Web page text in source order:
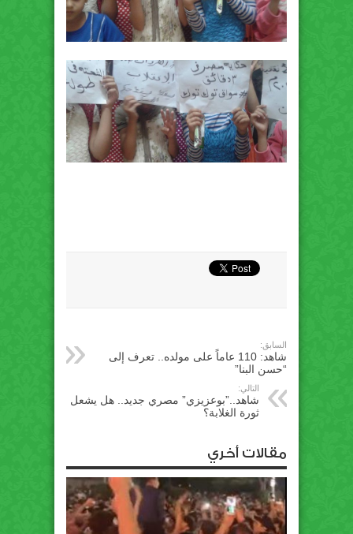
السابق:
شاهد: 110 عاماً على مولده.. تعرف إلى
“حسن البنا”
التالي:
شاهد..”بوعزيزي” مصري جديد.. هل يشعل
ثورة الغلابة؟
مقالات أخري